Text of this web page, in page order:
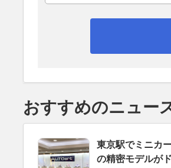
おすすめのニュー
東京駅でミニカ
の精密モデルが